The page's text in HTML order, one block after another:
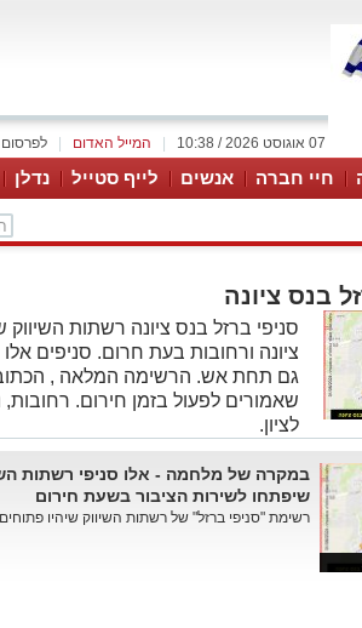
המייל האדום 07 אוגוסט 2026 / 10:38
חיי חברה אנשים לייף סטייל נדלן
בנס ציונה
סניפי ברזל בנס ציונה רשתות השיווק
ציונה ורחובות בעת חרום. סניפים אלו
גם תחת אש. הרשימה המלאה ,
שאמורים לפעול בזמן חירום. רחובות,
לציון.
במקרה של מלחמה - אלו סניפי רשתות
שיפתחו לשירות הציבור בשעת חירום
רשימת "סניפי ברזל" של רשתות השיווק שיהיו